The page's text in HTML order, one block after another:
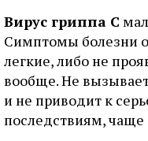
Вирус гриппа С
Симптомы болезни
легкие, либо не
вообще. Не
и не приводит к
последствиям, чаще